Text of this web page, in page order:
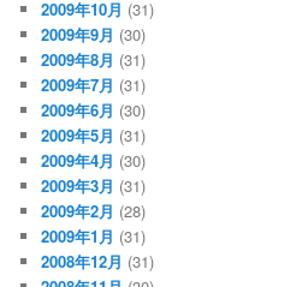
2009年10月 (31)
2009年9月 (30)
2009年8月 (31)
2009年7月 (31)
2009年6月 (30)
2009年5月 (31)
2009年4月 (30)
2009年3月 (31)
2009年2月 (28)
2009年1月 (31)
2008年12月 (31)